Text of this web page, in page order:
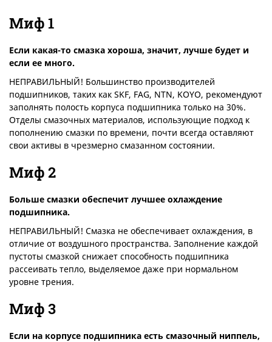
Миф 1
Если какая-то смазка хороша, значит, лучше будет и
если ее много.
НЕПРАВИЛЬНЫЙ! Большинство производителей
подшипников, таких как SKF, FAG, NTN, KOYO, рекомендуют
заполнять полость корпуса подшипника только на 30%.
Отделы смазочных материалов, использующие подход к
пополнению смазки по времени, почти всегда оставляют
свои активы в чрезмерно смазанном состоянии.
Миф 2
Больше смазки обеспечит лучшее охлаждение
подшипника.
НЕПРАВИЛЬНЫЙ! Смазка не обеспечивает охлаждения, в
отличие от воздушного пространства. Заполнение каждой
пустоты смазкой снижает способность подшипника
рассеивать тепло, выделяемое даже при нормальном
уровне трения.
Миф 3
Если на корпусе подшипника есть смазочный ниппель,